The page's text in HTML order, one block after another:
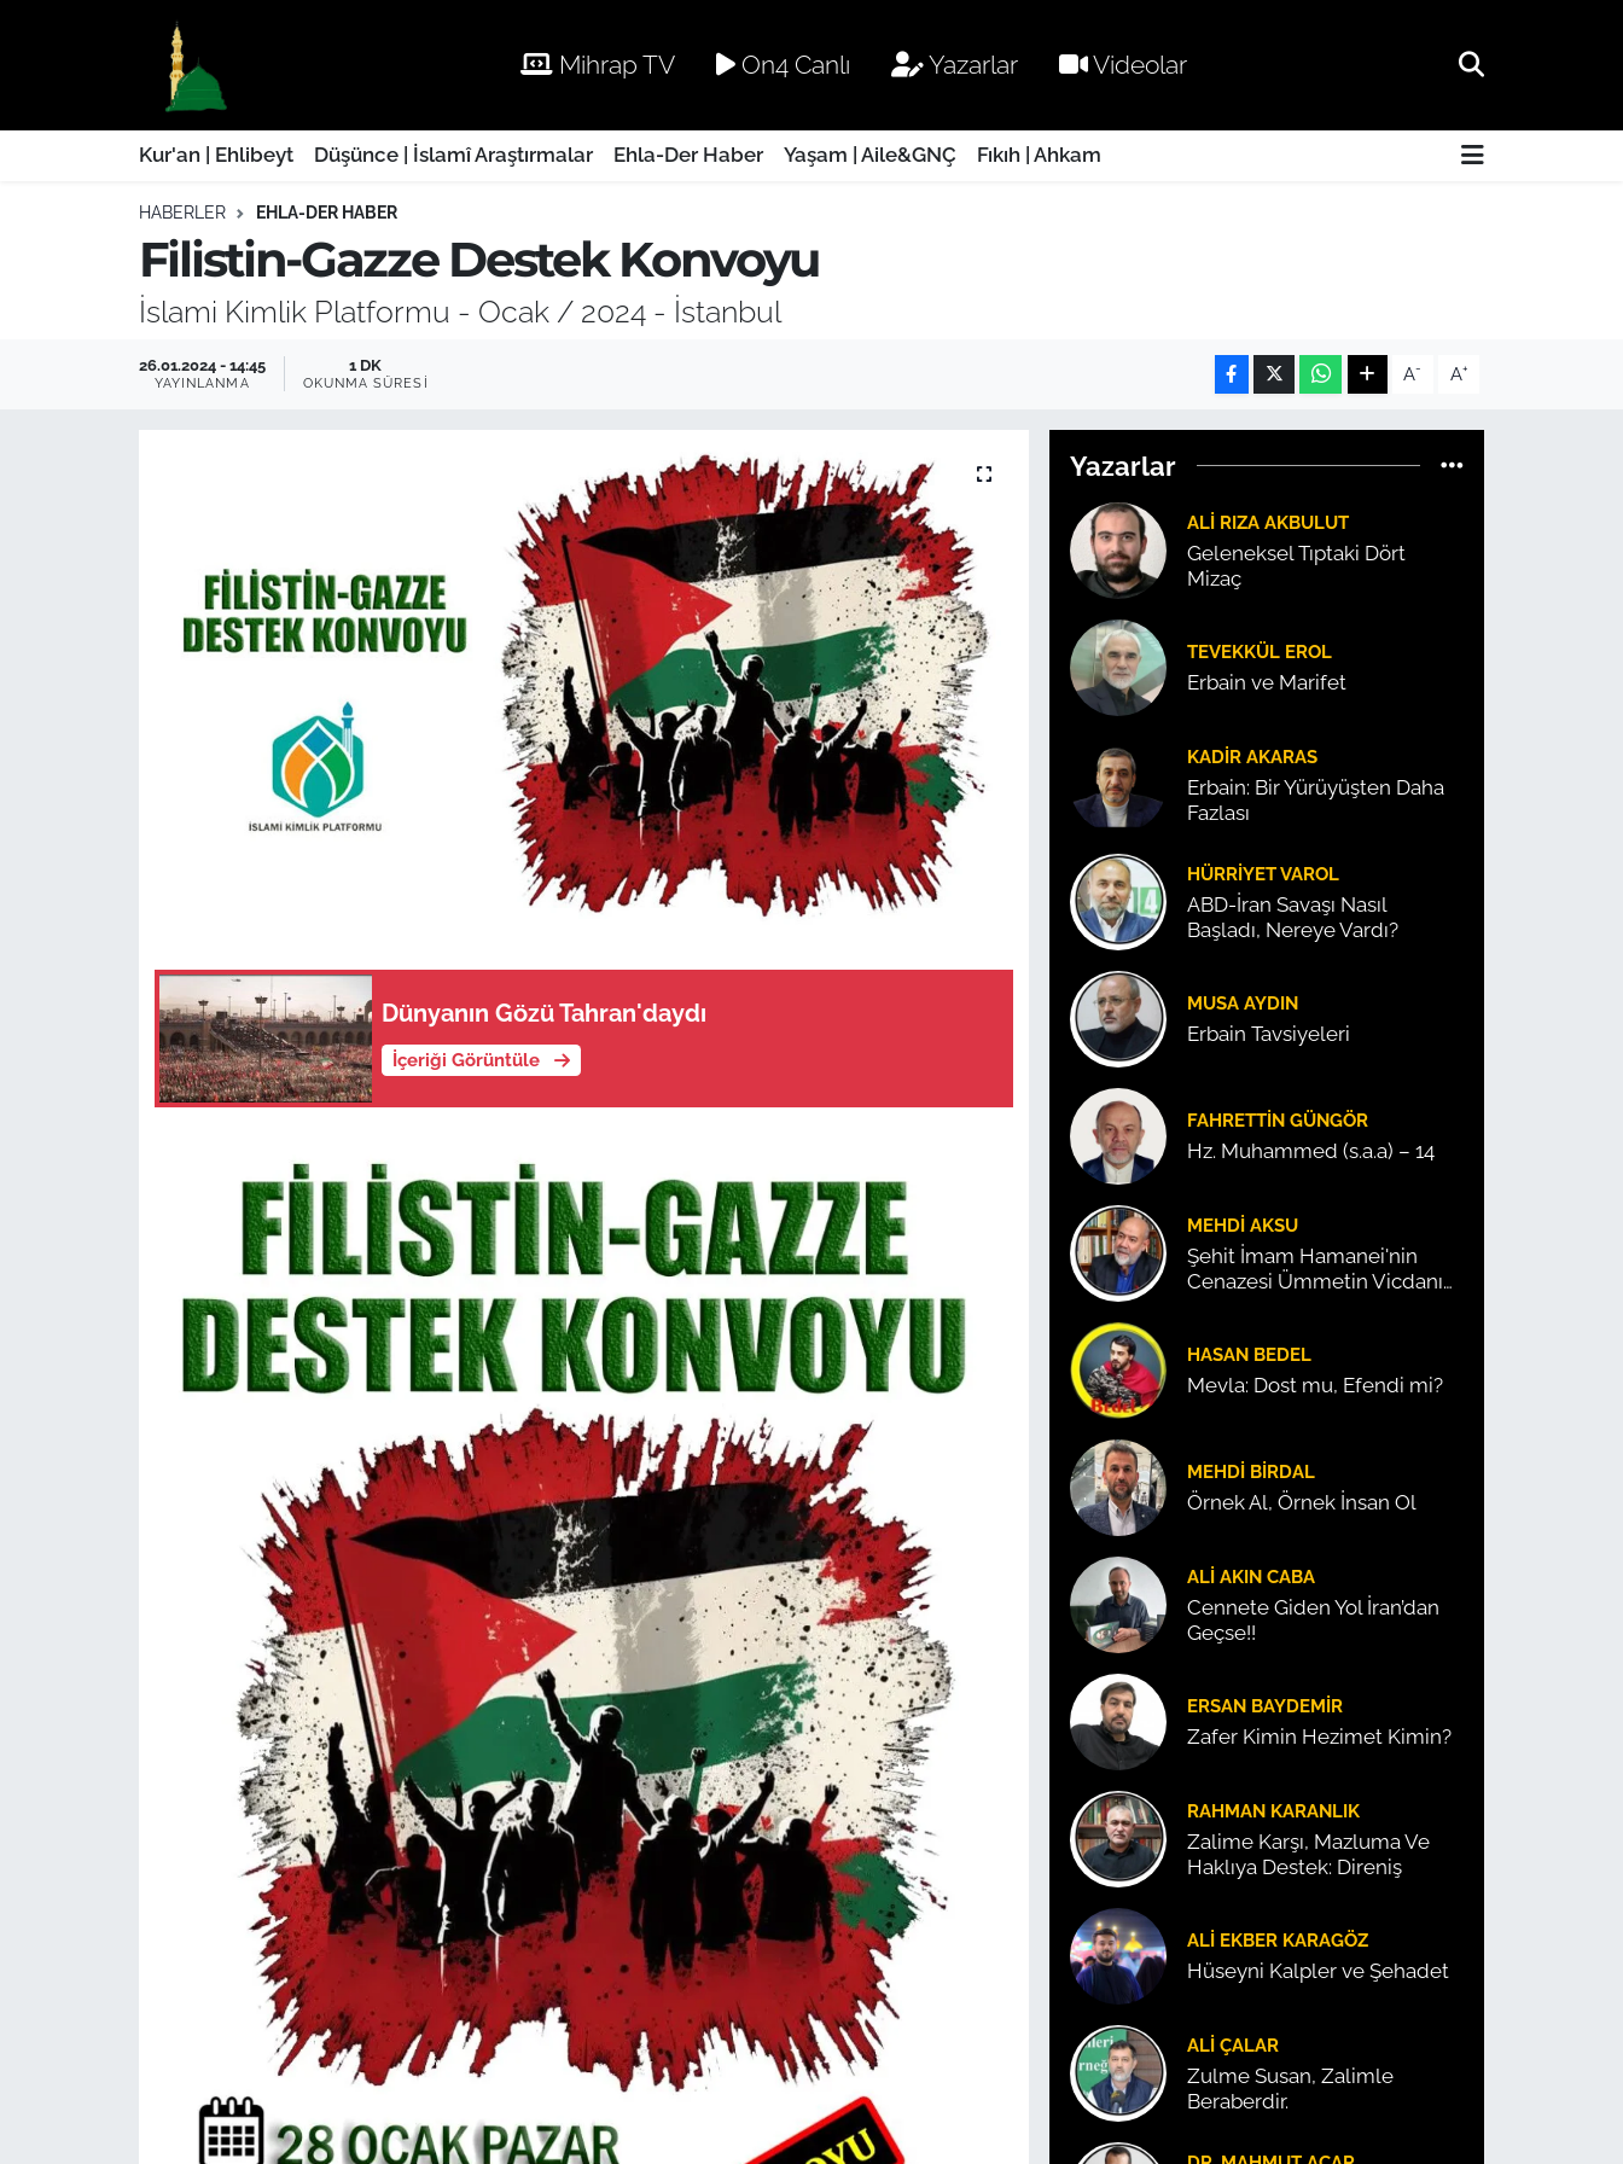
Mihrap TV On4 Canlı Yazarlar Videolar
Kur'an | Ehlibeyt Düşünce | İslamî Araştırmalar Ehla-Der Haber Yaşam | Aile&GNÇ Fıkıh | Ahkam
HABERLER EHLA-DER HABER
Filistin-Gazze Destek Konvoyu
İslami Kimlik Platformu - Ocak / 2024 - İstanbul
26.01.2024 - 14:45
YAYINLANMA
1 DK
OKUNMA SÜRESI A- A+
Dünyanın Gözü Tahran'daydı
İçeriği Görüntüle
Yazarlar
ALI RIZA AKBULUT
Geleneksel Tıptaki Dört
Mizaç
TEVEKKÜL EROL
Erbain ve Marifet
KADIR AKARAS
Erbain: Bir Yürüyüşten Daha
Fazlası
HÜRRIYET VAROL
ABD-İran Savaşı Nasıl
Başladı, Nereye Vardı?
MUSA AYDIN
Erbain Tavsiyeleri
FAHRETTIN GÜNGÖR
Hz. Muhammed (s.a.a) – 14
MEHDI AKSU
Şehit İmam Hamanei'nin
Cenazesi Ümmetin Vicdanını
HASAN BEDEL
Mevla: Dost mu, Efendi mi?
MEHDI BIRDAL
Örnek Al, Örnek İnsan Ol
ALI AKIN CABA
Cennete Giden Yol İran’dan
Geçse!!
ERSAN BAYDEMIR
Zafer Kimin Hezimet Kimin?
RAHMAN KARANLIK
Zalime Karşı, Mazluma Ve
Haklıya Destek: Direniş
ALI EKBER KARAGÖZ
Hüseyni Kalpler ve Şehadet
ALI ÇALAR
Zulme Susan, Zalimle
Beraberdir.
Kur'an | Ehlibeyt
Düşünce | İslamî Araştırmalar
Ehla-Der Haber
Yaşam | Aile&GNÇ
Nöbetçi Eczaneler
Hava Durumu
Trafik Durumu
Süper Lig Puan Durumu ve Fikstür